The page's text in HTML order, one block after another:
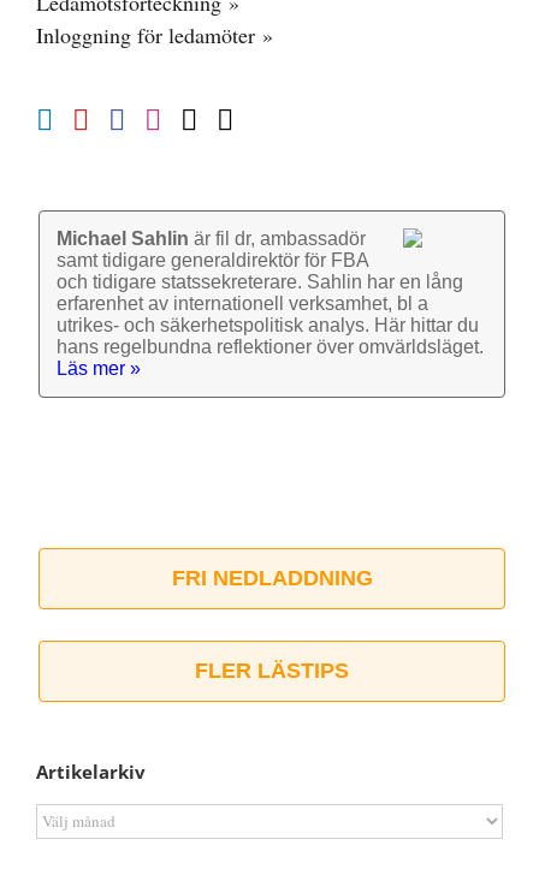
Inloggning för ledamöter »
Michael Sahlin är fil dr, ambassadör
samt tidigare general­direktör för FBA
och tidigare stats­sekre­terare. Sahlin har en lång
erfarenhet av inter­nationell verk­samhet, bl a
utrikes- och säkerhets­politisk analys. Här hittar du
hans regel­bundna reflek­tioner över omvärlds­läget.
Läs mer »
FRI NEDLADDNING
FLER LÄSTIPS
Artikelarkiv
Artikelarkiv